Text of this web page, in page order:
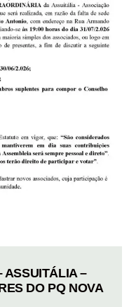
ASSUITÁLIA –
DO PQ NOVA